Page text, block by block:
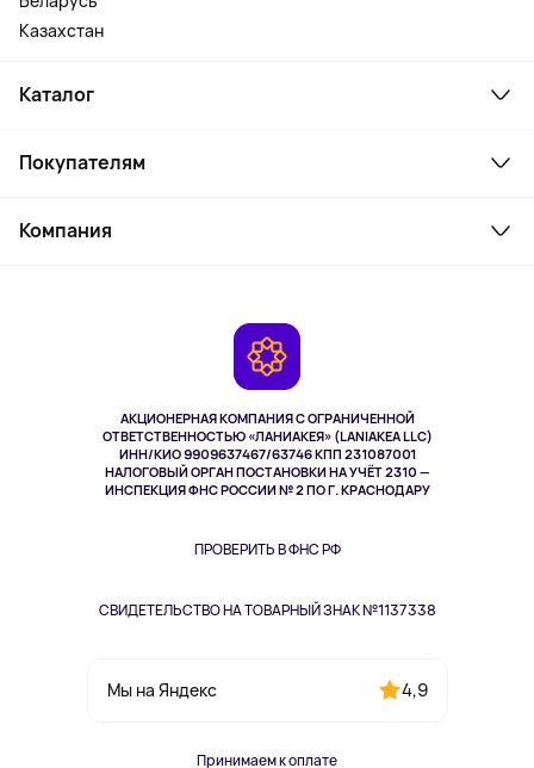
АКЦИОНЕРНАЯ КОМПАНИЯ С ОГРАНИЧЕННОЙ
ОТВЕТСТВЕННОСТЬЮ «ЛАНИАКЕЯ» (LANIAKEA LLC)
ИНН/КИО 9909637467/63746 КПП 231087001
НАЛОГОВЫЙ ОРГАН ПОСТАНОВКИ НА УЧЁТ 2310 —
ИНСПЕКЦИЯ ФНС РОССИИ № 2 ПО Г. КРАСНОДАРУ
ПРОВЕРИТЬ В ФНС РФ
СВИДЕТЕЛЬСТВО НА ТОВАРНЫЙ ЗНАК №1137338
Мы на Яндекс 4,9
Принимаем к оплате
Казахстан
Каталог
Ноутбуки, мониторы, VR
Косметика и уход
Здоровье питомцев
Одежда и аксессуары
Покупателям
Как заказать
Компания